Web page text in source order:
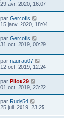
29 avr. 2020, 16:07
par Gercofis
15 janv. 2020, 18:04
par Gercofis
31 oct. 2019, 00:29
par naunau07
12 oct. 2019, 12:24
par Pilou29
01 oct. 2019, 23:22
par Rudy54
25 juil. 2019, 23:25